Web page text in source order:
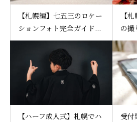
【札幌編】七五三のロケー
ションフォト完全ガイド...
【
の撮
【ハーフ成人式】札幌でハ
受付